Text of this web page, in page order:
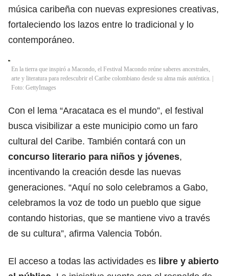
música caribeña con nuevas expresiones creativas,
fortaleciendo los lazos entre lo tradicional y lo
contemporáneo.
En la tierra que inspiró a Macondo, el Festival Macondo reúne saberes ancestrales,
arte y literatura para redescubrir el Caribe colombiano desde su alma más auténtica. |
Foto: GettyImages
Con el lema “Aracataca es el mundo”, el festival
busca visibilizar a este municipio como un faro
cultural del Caribe. También contará con un
concurso literario para niños y jóvenes,
incentivando la creación desde las nuevas
generaciones. “Aquí no solo celebramos a Gabo,
celebramos la voz de todo un pueblo que sigue
contando historias, que se mantiene vivo a través
de su cultura”, afirma Valencia Tobón.
El acceso a todas las actividades es libre y abierto